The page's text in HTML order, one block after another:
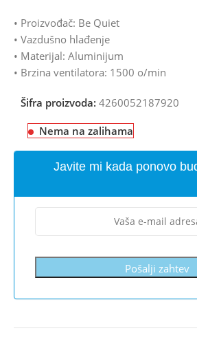
• Proizvođač: Be Quiet
• Vazdušno hlađenje
• Materijal: Aluminijum
• Brzina ventilatora: 1500 o/min
Šifra proizvoda:4260052187920
Nema na zalihama
Javite mi kada ponovo
Pošalji zahtev